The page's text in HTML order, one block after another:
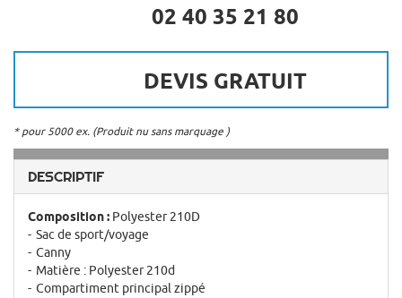
02 40 35 21 80
DEVIS GRATUIT
* pour 5000 ex. (Produit nu sans marquage )
DESCRIPTIF
Composition : Polyester 210D
Sac de sport/voyage
Canny
Matière : Polyester 210d
Compartiment principal zippé